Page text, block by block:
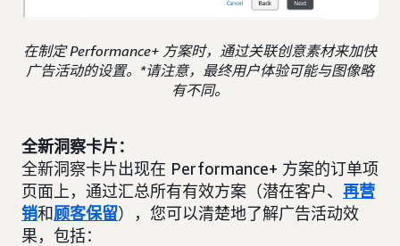
在制定 Performance+ 方案时，通过关联创意素材来加快
广告活动的设置。*请注意，最终用户体验可能与图像略
有不同。
全新洞察卡片：
全新洞察卡片出现在 Performance+ 方案的订单项
页面上，通过汇总所有有效方案（潜在客户、 再营
销和顾客保留），您可以清楚地了解广告活动效
果，包括：